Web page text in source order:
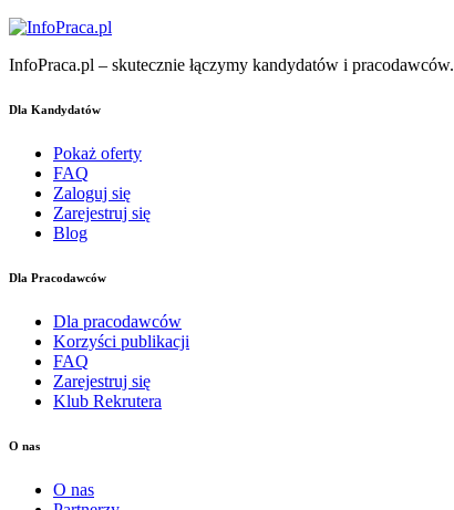
InfoPraca.pl – skutecznie łączymy kandydatów i pracodawców.
Dla Kandydatów
Pokaż oferty
FAQ
Zaloguj się
Zarejestruj się
Blog
Dla Pracodawców
Dla pracodawców
Korzyści publikacji
FAQ
Zarejestruj się
Klub Rekrutera
O nas
O nas